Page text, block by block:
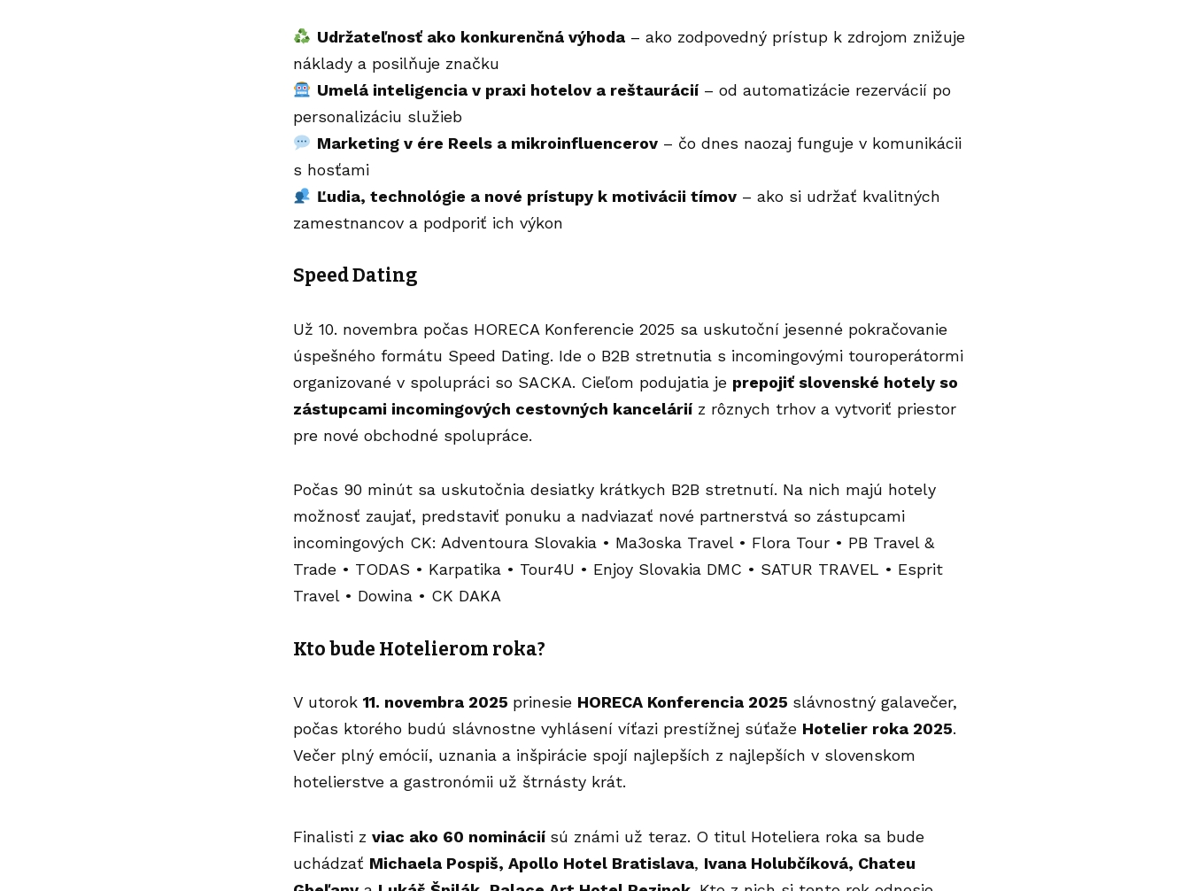
Udržateľnosť ako konkurenčná výhoda– ako zodpovedný prístup k zdrojom znižuje
náklady a posilňuje značku
Umelá inteligencia v praxi hotelov a reštaurácií– od automatizácie rezervácií po
personalizáciu služieb
Marketing v ére Reels a mikroinfluencerov– čo dnes naozaj funguje v komunikácii
s hosťami
Ľudia, technológie a nové prístupy k motivácii tímov– ako si udržať kvalitných
zamestnancov a podporiť ich výkon
Speed Dating
Už 10. novembra počas HORECA Konferencie 2025 sa uskutoční jesenné pokračovanie
úspešného formátu Speed Dating. Ide o B2B stretnutia s incomingovými touroperátormi
organizované v spolupráci so SACKA. Cieľom podujatia je prepojiť slovenské hotely so
zástupcami incomingových cestovných kancelárií z rôznych trhov a vytvoriť priestor
pre nové obchodné spolupráce.
Počas 90 minút sa uskutočnia desiatky krátkych B2B stretnutí. Na nich majú hotely
možnosť zaujať, predstaviť ponuku a nadviazať nové partnerstvá so zástupcami
incomingových CK: Adventoura Slovakia • Ma3oska Travel • Flora Tour • PB Travel &
Trade • TODAS • Karpatika • Tour4U • Enjoy Slovakia DMC • SATUR TRAVEL • Esprit
Travel • Dowina • CK DAKA
Kto bude Hotelierom roka?
V utorok 11. novembra 2025 prinesie HORECA Konferencia 2025 slávnostný galavečer,
počas ktorého budú slávnostne vyhlásení víťazi prestížnej súťaže Hotelier roka 2025.
Večer plný emócií, uznania a inšpirácie spojí najlepších z najlepších v slovenskom
hotelierstve a gastronómii už štrnásty krát.
Finalisti z viac ako 60 nominácií sú známi už teraz. O titul Hoteliera roka sa bude
uchádzať Michaela Pospiš, Apollo Hotel Bratislava, Ivana Holubčíková, Chateu